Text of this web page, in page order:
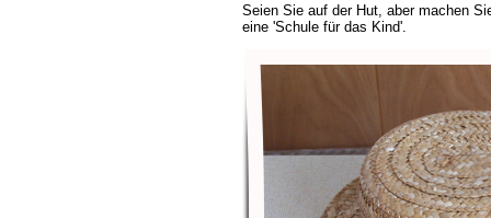
Seien Sie auf der Hut, aber machen
eine 'Schule für das Kind'.